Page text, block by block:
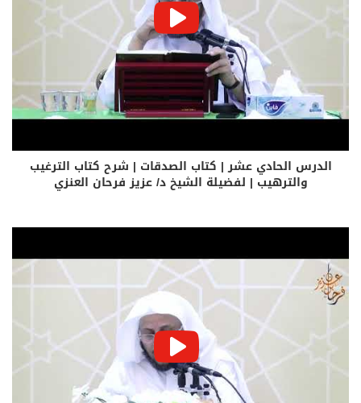
الدرس الحادي عشر | كتاب الصدقات | شرح كتاب الترغيب
والترهيب | لفضيلة الشيخ د/ عزيز فرحان العنزي